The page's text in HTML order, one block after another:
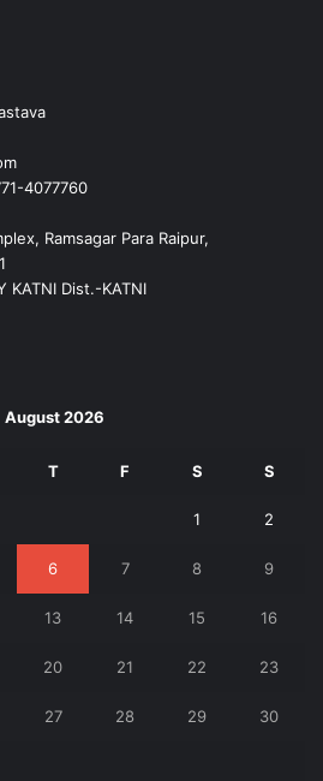
4077760
Ramsagar Para Raipur,
KATNI Dist.-KATNI
August 2026
T F S S
1 2
6 7 8 9
13 14 15 16
20 21 22 23
27 28 29 30